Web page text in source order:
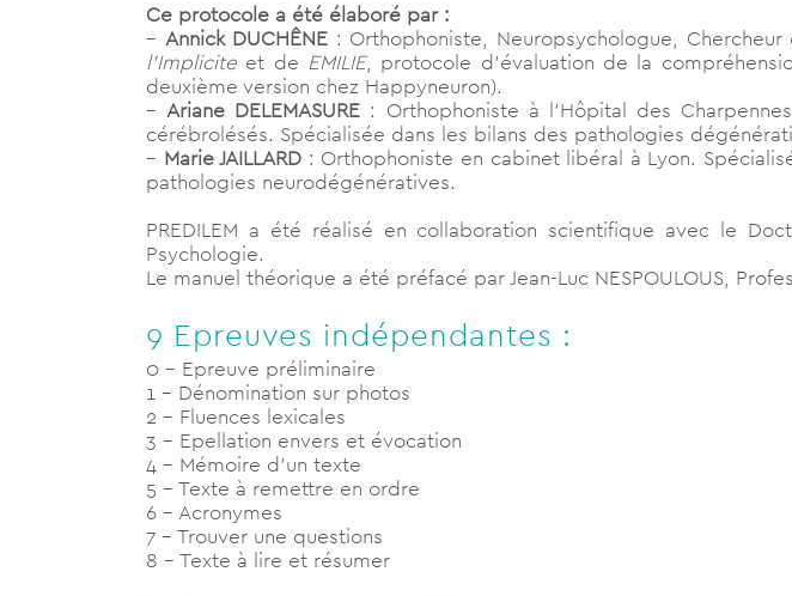
Ce protocole a été élaboré par :
– Annick DUCHÊNE : Orthophoniste, Neuropsychologue,
l’Implicite et de EMILIE, protocole d’évaluation de la
deuxième version chez Happyneuron).
–Ariane DELEMASURE : Orthophoniste à l’Hôpital des
cérébrolésés. Spécialisée dans les bilans des pathologies
– Marie JAILLARD : Orthophoniste en cabinet libéral à Lyon.
pathologies neurodégénératives.
PREDILEM a été réalisé en collaboration scientifique avec le
Psychologie.
Le manuel théorique a été préfacé par Jean-Luc NESPOULOUS,
9 Epreuves indépendantes :
0 – Epreuve préliminaire
1 – Dénomination sur photos
2 – Fluences lexicales
3 – Epellation envers et évocation
4 – Mémoire d’un texte
5 – Texte à remettre en ordre
6 – Acronymes
7 – Trouver une questions
8 – Texte à lire et résumer